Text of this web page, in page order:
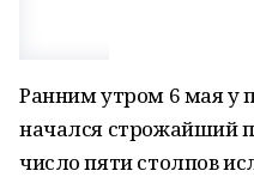
Ранним утром 6 мая у
начался строжайший
число пяти столпов